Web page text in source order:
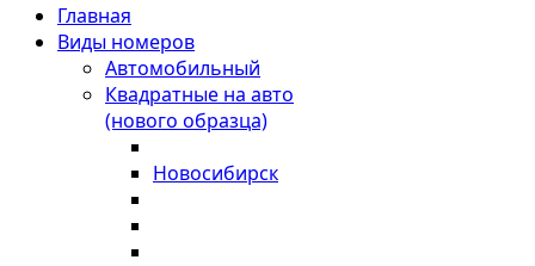
Главная
Виды номеров
Автомобильный
Квадратные на авто
(нового образца)
Новосибирск